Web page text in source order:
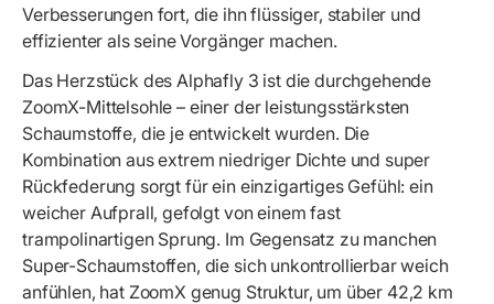
Verbesserungen fort, die ihn flüssiger, stabiler und
effizienter als seine Vorgänger machen.
Das Herzstück des Alphafly 3 ist die durchgehende
ZoomX-Mittelsohle – einer der leistungsstärksten
Schaumstoffe, die je entwickelt wurden. Die
Kombination aus extrem niedriger Dichte und super
Rückfederung sorgt für ein einzigartiges Gefühl: ein
weicher Aufprall, gefolgt von einem fast
trampolinartigen Sprung. Im Gegensatz zu manchen
Super-Schaumstoffen, die sich unkontrollierbar weich
anfühlen, hat ZoomX genug Struktur, um über 42,2 km